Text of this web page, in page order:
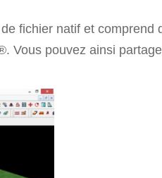
fichier natif et comprend
Vous pouvez ainsi